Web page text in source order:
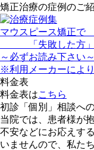
矯正治療の症例のご
マウスピース矯
「 失敗した方
～ 必ずお読み下さい～
※利用メーカーによ
料金表
料金表はこちら
初診「個別」相談へ
当院では、患者様が
不安などにお応えす
いませんので、私た